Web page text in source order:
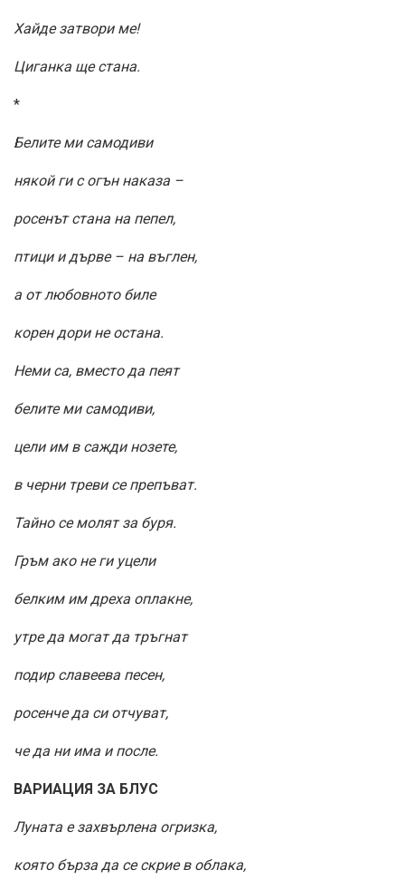
Хайде затвори ме!
Циганка ще стана.
*
Белите ми самодиви
някой ги с огън наказа –
росенът стана на пепел,
птици и дърве – на въглен,
а от любовното биле
корен дори не остана.
Неми са, вместо да пеят
белите ми самодиви,
цели им в сажди нозете,
в черни треви се препъват.
Тайно се молят за буря.
Гръм ако не ги уцели
белким им дреха оплакне,
утре да могат да тръгнат
подир славеева песен,
росенче да си отчуват,
че да ни има и после.
ВАРИАЦИЯ ЗА БЛУС
Луната е захвърлена огризка,
която бърза да се скрие в облака,